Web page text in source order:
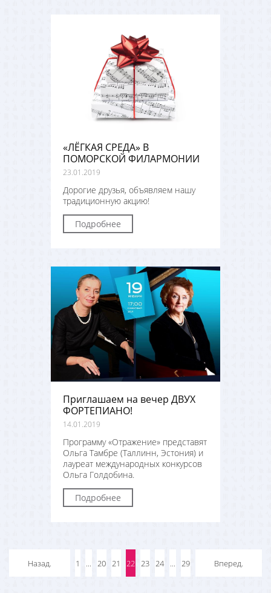
«ЛЁГКАЯ СРЕДА» В
ПОМОРСКОЙ ФИЛАРМОНИИ
23.01.2019
Дорогие друзья, объявляем нашу
традиционную акцию!
Подробнее
Приглашаем на вечер ДВУХ
ФОРТЕПИАНО!
14.01.2019
Программу «Отражение» представят
Ольга Тамбре (Таллинн, Эстония) и
лауреат международных конкурсов
Ольга Голдобина.
Подробнее
Назад. 1 ... 20 21 22 23 24 ... 29 Вперед.